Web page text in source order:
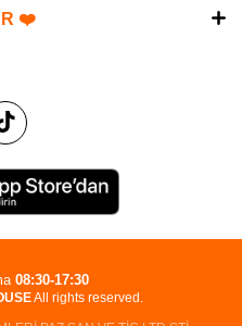
❤️
All rights reserved.
08:30-17:30